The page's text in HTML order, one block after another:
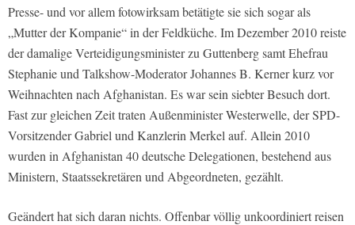
Presse- und vor allem fotowirksam betätigte sie sich sogar als
„Mutter der Kompanie“ in der Feldküche. Im Dezember 2010 reiste
der damalige Verteidigungsminister zu Guttenberg samt Ehefrau
Stephanie und Talkshow-Moderator Johannes B. Kerner kurz vor
Weihnachten nach Afghanistan. Es war sein siebter Besuch dort.
Fast zur gleichen Zeit traten Außenminister Westerwelle, der SPD-
Vorsitzender Gabriel und Kanzlerin Merkel auf. Allein 2010
wurden in Afghanistan 40 deutsche Delegationen, bestehend aus
Ministern, Staatssekretären und Abgeordneten, gezählt.
Geändert hat sich daran nichts. Offenbar völlig unkoordiniert reisen